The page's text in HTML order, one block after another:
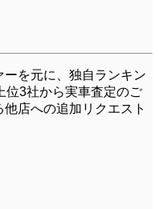
を元に、独自ランキン
位3社から実車査定のご
店への追加リクエスト